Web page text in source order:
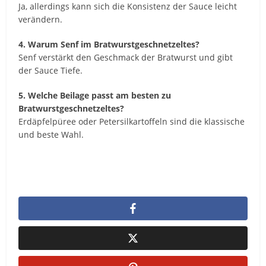
Ja, allerdings kann sich die Konsistenz der Sauce leicht
verändern.
4. Warum Senf im Bratwurstgeschnetzeltes?
Senf verstärkt den Geschmack der Bratwurst und gibt
der Sauce Tiefe.
5. Welche Beilage passt am besten zu
Bratwurstgeschnetzeltes?
Erdäpfelpüree oder Petersilkartoffeln sind die klassische
und beste Wahl.